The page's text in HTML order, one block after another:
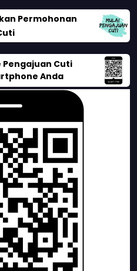
Permohonan
Pengajuan Cuti
Anda